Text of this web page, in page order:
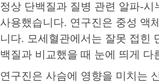
정상 단백질과 질병 관련 알파-
사용했습니다. 연구진은 중성 액
니다. 모세혈관에서는 잘못 접힌
백질과 비교했을 때 눈에 띄게 다
연구진은 사슴에 영향을 미치는